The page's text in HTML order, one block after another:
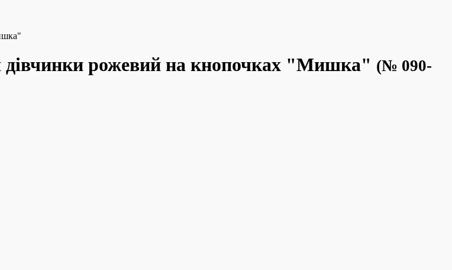
дівчинки рожевий на кнопочках "Мишка" (№ 090-